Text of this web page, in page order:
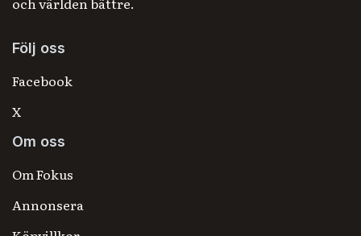
Följ oss
Facebook
X
Om oss
Om Fokus
Annonsera